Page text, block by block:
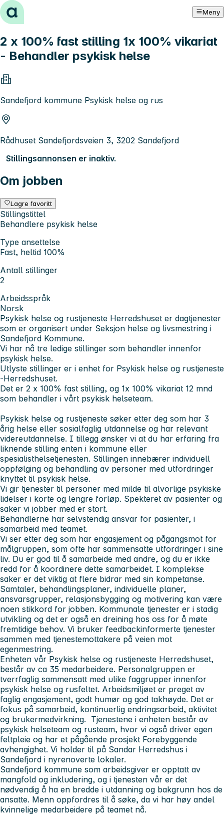
Hopp til innhold Meny
2 x 100% fast stilling 1x 100% vikariat
- Behandler psykisk helse
Sandefjord kommune Psykisk helse og rus
Rådhuset Sandefjordsveien 3, 3202 Sandefjord
Stillingsannonsen er inaktiv.
Om jobben
Lagre favoritt
Stillingstittel
Behandlere psykisk helse
Type ansettelse
Fast, heltid 100%
Antall stillinger
2
Arbeidsspråk
Norsk
Psykisk helse og rustjeneste Herredshuset er dagtjenester
som er organisert under Seksjon helse og livsmestring i
Sandefjord Kommune.
Vi har nå tre ledige stillinger som behandler innenfor
psykisk helse.
Utlyste stillinger er i enhet for Psykisk helse og rustjeneste
-Herredshuset.
Det er 2 x 100% fast stilling, og 1x 100% vikariat 12 mnd
som behandler i vårt psykisk helseteam.
Psykisk helse og rustjeneste søker etter deg som har 3
årig helse eller sosialfaglig utdannelse og har relevant
videreutdannelse. I tillegg ønsker vi at du har erfaring fra
liknende stilling enten i kommune eller
spesialisthelsetjenesten. Stillingen innebærer individuell
oppfølging og behandling av personer med utfordringer
knyttet til psykisk helse.
Vi gir tjenester til personer med milde til alvorlige psykiske
lidelser i korte og lengre forløp. Spekteret av pasienter og
saker vi jobber med er stort.
Behandlerne har selvstendig ansvar for pasienter, i
samarbeid med teamet.
Vi ser etter deg som har engasjement og pågangsmot for
målgruppen, som ofte har sammensatte utfordringer i sine
liv. Du er god til å samarbeide med andre, og du er ikke
redd for å koordinere dette samarbeidet. I komplekse
saker er det viktig at flere bidrar med sin kompetanse.
Samtaler, behandlingsplaner, individuelle planer,
ansvarsgrupper, relasjonsbygging og motivering kan være
noen stikkord for jobben. Kommunale tjenester er i stadig
utvikling og det er også en dreining hos oss for å møte
fremtidige behov. Vi bruker feedbackinformerte tjenester
sammen med tjenestemottakere på veien mot
egenmestring.
Enheten vår Psykisk helse og rustjeneste Herredshuset,
består av ca 35 medarbeidere. Personalgruppen er
tverrfaglig sammensatt med ulike faggrupper innenfor
psykisk helse og rusfeltet. Arbeidsmiljøet er preget av
faglig engasjement, godt humør og god takhøyde. Det er
fokus på samarbeid, kontinuerlig endringsarbeid, aktivitet
og brukermedvirkning. Tjenestene i enheten består av
psykisk helseteam og rusteam, hvor vi også driver egen
feltpleie og har et pågående prosjekt Forebyggende
avhengighet. Vi holder til på Sandar Herredshus i
Sandefjord i nyrenoverte lokaler.
Sandefjord kommune som arbeidsgiver er opptatt av
mangfold og inkludering, og i tjenesten vår er det
nødvendig å ha en bredde i utdanning og bakgrunn hos de
ansatte. Menn oppfordres til å søke, da vi har høy andel
kvinnelige medarbeidere på teamet nå.